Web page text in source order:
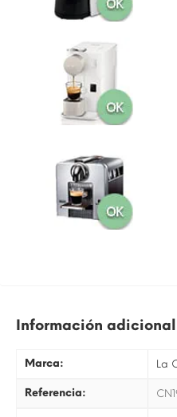
Información adicional
Marca: La
Referencia: